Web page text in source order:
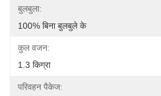
बुलबुला:
100% बिना बुलबुले के
कुल वजन:
1.3 किग्रा
परिवहन पैकेज: